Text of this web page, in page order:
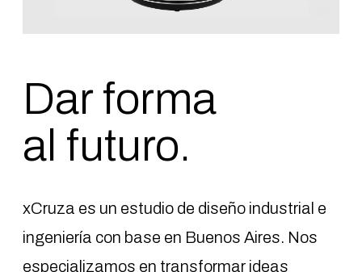
Dar forma
al futuro.
xCruza es un estudio de diseño industrial e
ingeniería con base en Buenos Aires. Nos
especializamos en transformar ideas